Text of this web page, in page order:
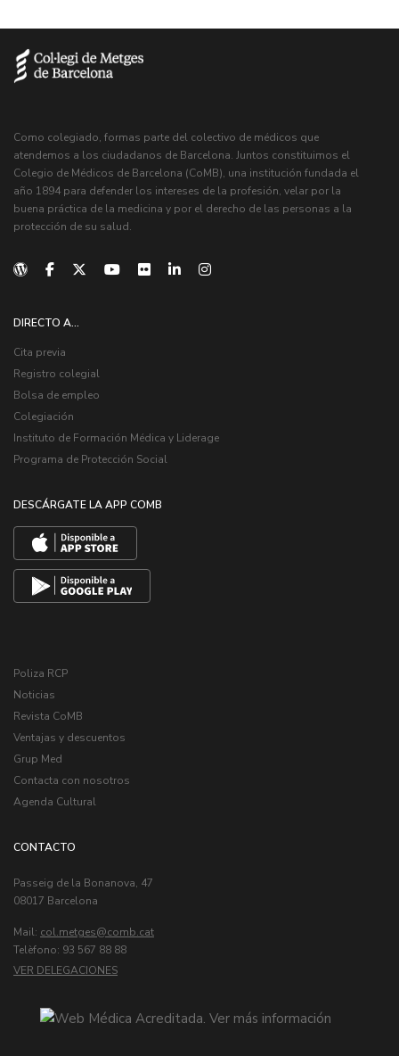
Como colegiado, formas parte del colectivo de médicos que
atendemos a los ciudadanos de Barcelona. Juntos constituimos el
Colegio de Médicos de Barcelona (CoMB), una institución fundada el
año 1894 para defender los intereses de la profesión, velar por la
buena práctica de la medicina y por el derecho de las personas a la
protección de su salud.
DIRECTO A...
Cita previa
Registro colegial
Bolsa de empleo
Colegiación
Instituto de Formación Médica y Liderage
Programa de Protección Social
DESCÁRGATE LA APP COMB
Poliza RCP
Noticias
Revista CoMB
Ventajas y descuentos
Grup Med
Contacta con nosotros
Agenda Cultural
CONTACTO
Passeig de la Bonanova, 47
08017 Barcelona
Mail: col.metges
Telèfono: 93 567 88 88
VER DELEGACIONES